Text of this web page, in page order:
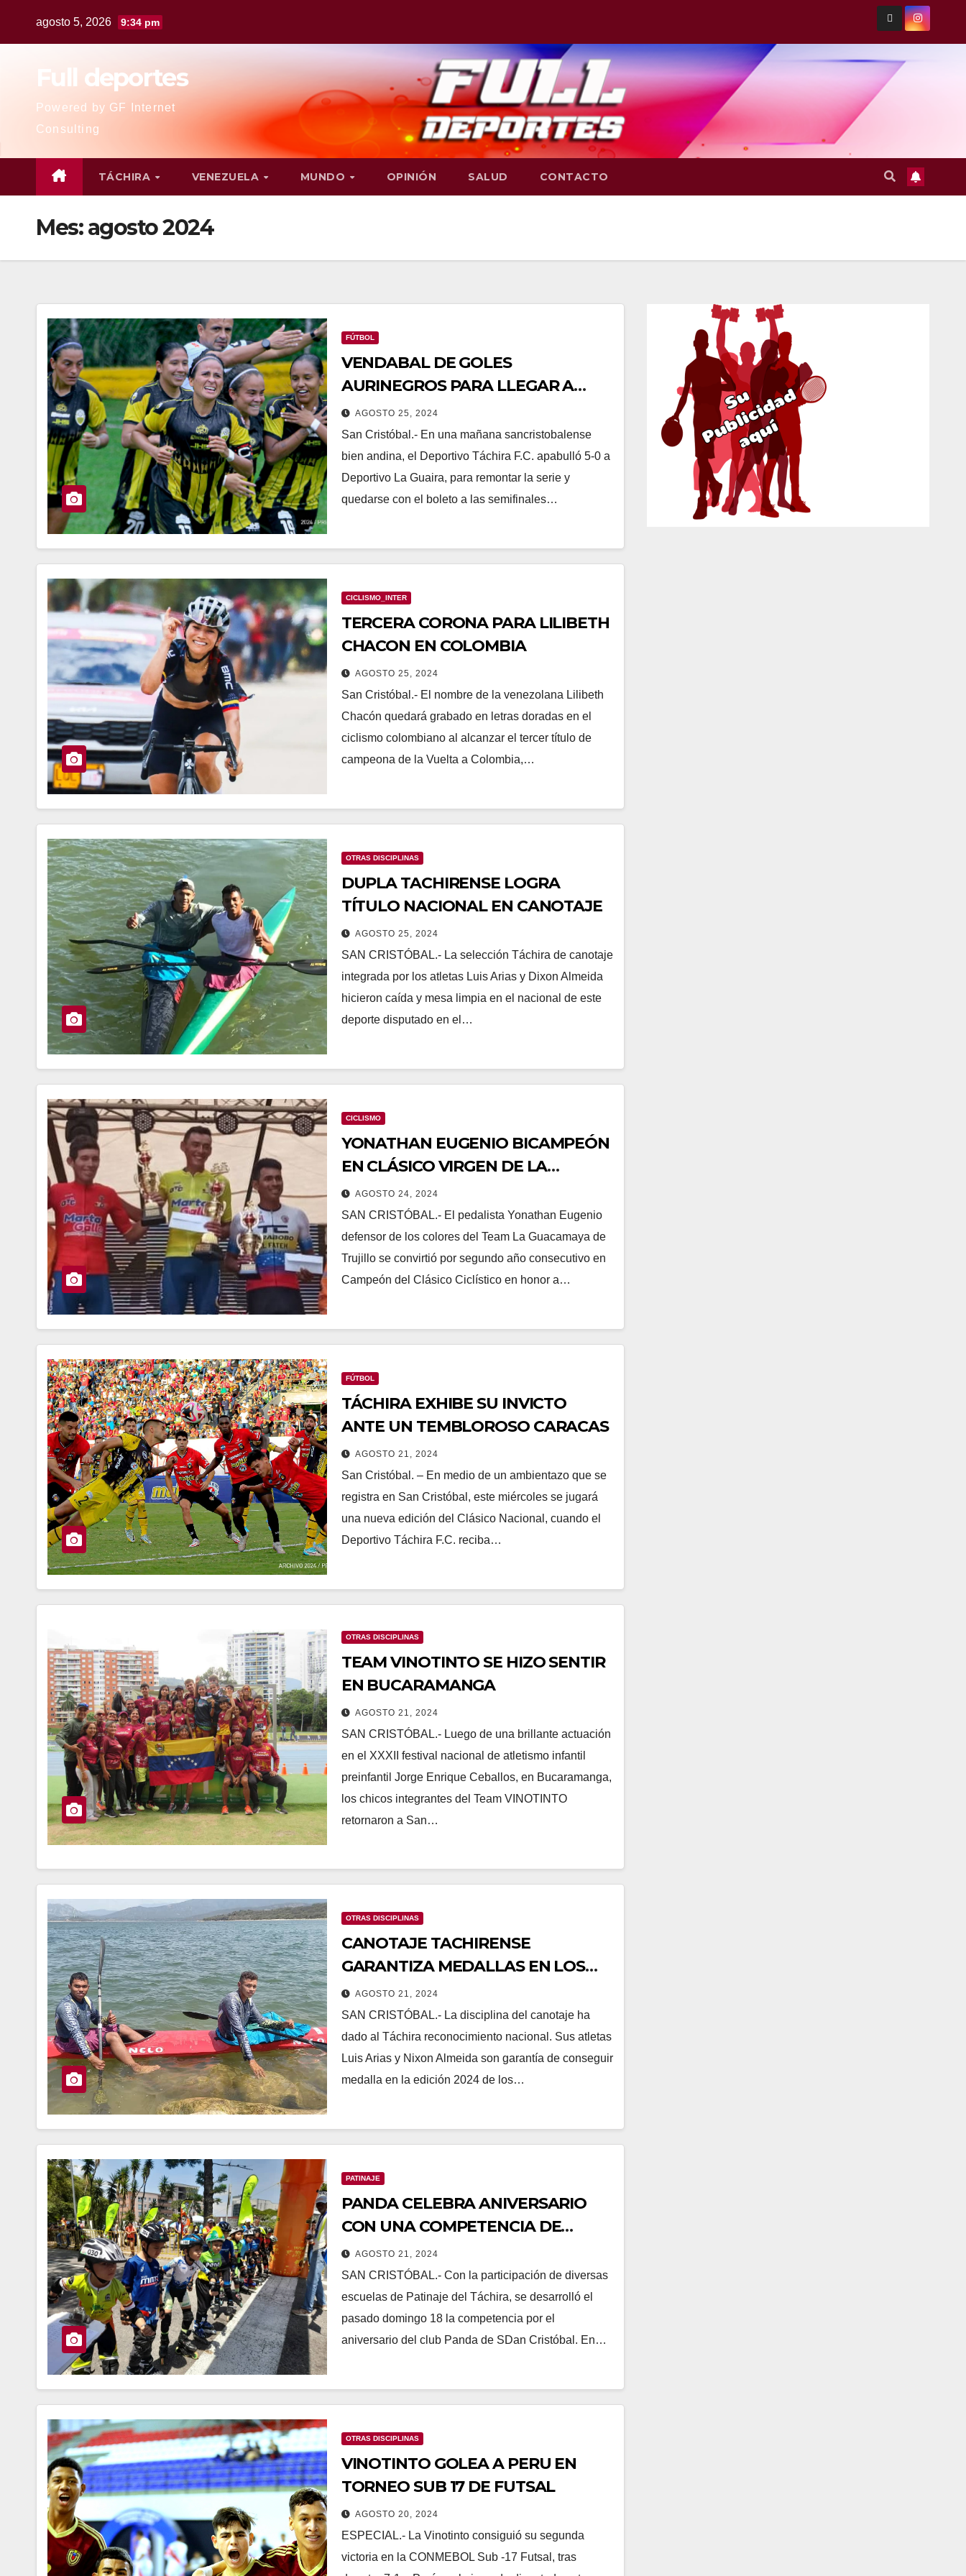
agosto 5, 2026 9:34 pm
Full deportes
Powered by GF Internet
Consulting
TÁCHIRA VENEZUELA MUNDO OPINIÓN SALUD CONTACTO
Mes:agosto 2024
FÚTBOL
VENDABAL DE GOLES
AURINEGROS PARA LLEGAR A
SEMIFINALES
AGOSTO 25, 2024
San Cristóbal.- En una mañana sancristobalense
bien andina, el Deportivo Táchira F.C. apabulló 5-0 a
Deportivo La Guaira, para remontar la serie y
quedarse con el boleto a las semifinales…
CICLISMO_INTER
TERCERA CORONA PARA LILIBETH
CHACON EN COLOMBIA
AGOSTO 25, 2024
San Cristóbal.- El nombre de la venezolana Lilibeth
Chacón quedará grabado en letras doradas en el
ciclismo colombiano al alcanzar el tercer título de
campeona de la Vuelta a Colombia,…
OTRAS DISCIPLINAS
DUPLA TACHIRENSE LOGRA
TÍTULO NACIONAL EN CANOTAJE
AGOSTO 25, 2024
SAN CRISTÓBAL.- La selección Táchira de canotaje
integrada por los atletas Luis Arias y Dixon Almeida
hicieron caída y mesa limpia en el nacional de este
deporte disputado en el…
CICLISMO
YONATHAN EUGENIO BICAMPEÓN
EN CLÁSICO VIRGEN DE LA
CONSOLACIÓN
AGOSTO 24, 2024
SAN CRISTÓBAL.- El pedalista Yonathan Eugenio
defensor de los colores del Team La Guacamaya de
Trujillo se convirtió por segundo año consecutivo en
Campeón del Clásico Ciclístico en honor a…
FÚTBOL
TÁCHIRA EXHIBE SU INVICTO
ANTE UN TEMBLOROSO CARACAS
AGOSTO 21, 2024
San Cristóbal. – En medio de un ambientazo que se
registra en San Cristóbal, este miércoles se jugará
una nueva edición del Clásico Nacional, cuando el
Deportivo Táchira F.C. reciba…
OTRAS DISCIPLINAS
TEAM VINOTINTO SE HIZO SENTIR
EN BUCARAMANGA
AGOSTO 21, 2024
SAN CRISTÓBAL.- Luego de una brillante actuación
en el XXXII festival nacional de atletismo infantil
preinfantil Jorge Enrique Ceballos, en Bucaramanga,
los chicos integrantes del Team VINOTINTO
retornaron a San…
OTRAS DISCIPLINAS
CANOTAJE TACHIRENSE
GARANTIZA MEDALLAS EN LOS
JNDJ
AGOSTO 21, 2024
SAN CRISTÓBAL.- La disciplina del canotaje ha
dado al Táchira reconocimiento nacional. Sus atletas
Luis Arias y Nixon Almeida son garantía de conseguir
medalla en la edición 2024 de los…
PATINAJE
PANDA CELEBRA ANIVERSARIO
CON UNA COMPETENCIA DE
ALTURA
AGOSTO 21, 2024
SAN CRISTÓBAL.- Con la participación de diversas
escuelas de Patinaje del Táchira, se desarrolló el
pasado domingo 18 la competencia por el
aniversario del club Panda de SDan Cristóbal. En…
OTRAS DISCIPLINAS
VINOTINTO GOLEA A PERU EN
TORNEO SUB 17 DE FUTSAL
AGOSTO 20, 2024
ESPECIAL.- La Vinotinto consiguió su segunda
victoria en la CONMEBOL Sub -17 Futsal, tras